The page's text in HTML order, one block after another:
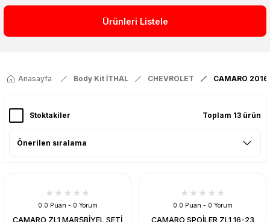
Ürünleri Listele
Anasayfa Body Kit İTHAL CHEVROLET CAMARO
Stoktakiler Toplam 13 ürün
0.0 Puan - 0 Yorum
CAMARO ZL1 MARŞBİYEL SETİ
0.0 Puan - 0 Yorum
CAMARO SPOİLER ZL1 16-23